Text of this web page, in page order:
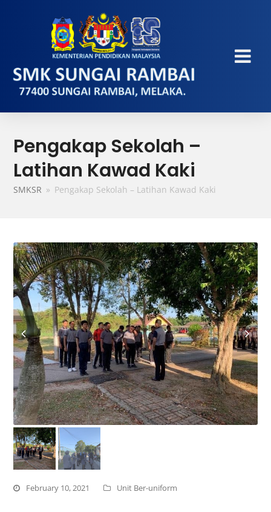
Pengakap Sekolah –
Latihan Kawad Kaki
SMKSR » Pengakap Sekolah – Latihan Kawad Kaki
February 10, 2021 Unit Ber-uniform